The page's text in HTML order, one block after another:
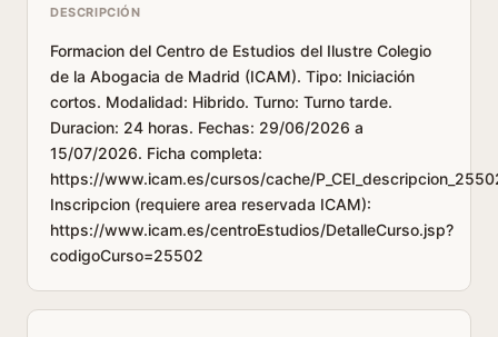
DESCRIPCIÓN
Formacion del Centro de Estudios del Ilustre Colegio
de la Abogacia de Madrid (ICAM). Tipo: Iniciación
cortos. Modalidad: Hibrido. Turno: Turno tarde.
Duracion: 24 horas. Fechas: 29/06/2026 a
15/07/2026. Ficha completa:
https://www.icam.es/cursos/cache/
Inscripcion (requiere area reservada ICAM):
https://www.icam.es/centroEstudios/DetalleCurso.jsp?
codigoCurso=25502